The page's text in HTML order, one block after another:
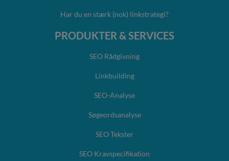
Har du en stærk (nok) linkstrategi?
PRODUKTER & SERVICES
SEO Rådgivning
Linkbuilding
SEO-Analyse
Søgeordsanalyse
SEO Tekster
SEO Kravspecifikation